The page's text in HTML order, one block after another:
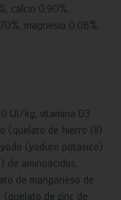
calcio 0,90%,
magnesio 0,08%.
UI/kg, vitamina D3
(quelato de hierro (II)
(yoduro potásico)
de aminoácidos,
de manganeso de
(quelato de zinc de